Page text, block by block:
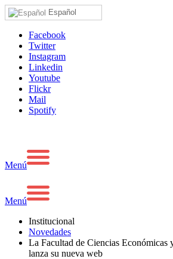
Español
Facebook
Twitter
Instagram
Linkedin
Youtube
Flickr
Mail
Spotify
Menú
Menú
Institucional
Novedades
La Facultad de Ciencias Económicas
lanza su nueva web